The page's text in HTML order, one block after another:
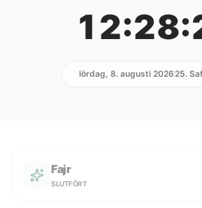
lördag, 8. augusti 202625.
Fajr
SLUTFÖRT